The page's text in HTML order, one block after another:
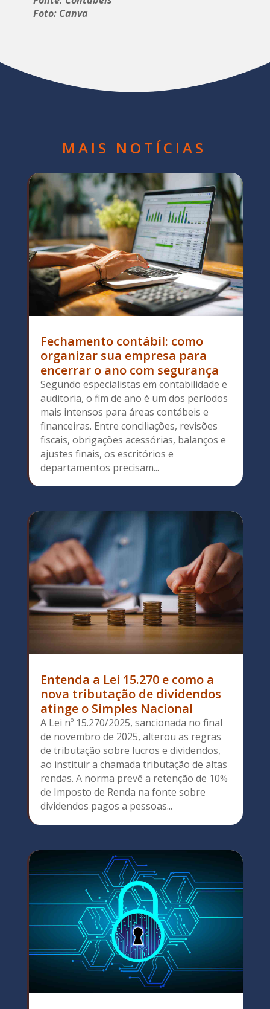
Foto: Canva
MAIS NOTÍCIAS
Fechamento contábil: como
organizar sua empresa para
encerrar o ano com segurança
Segundo especialistas em contabilidade e
auditoria, o fim de ano é um dos períodos
mais intensos para áreas contábeis e
financeiras. Entre conciliações, revisões
fiscais, obrigações acessórias, balanços e
ajustes finais, os escritórios e
departamentos precisam...
Entenda a Lei 15.270 e como a
nova tributação de dividendos
atinge o Simples Nacional
A Lei nº 15.270/2025, sancionada no final
de novembro de 2025, alterou as regras
de tributação sobre lucros e dividendos,
ao instituir a chamada tributação de altas
rendas. A norma prevê a retenção de 10%
de Imposto de Renda na fonte sobre
dividendos pagos a pessoas...